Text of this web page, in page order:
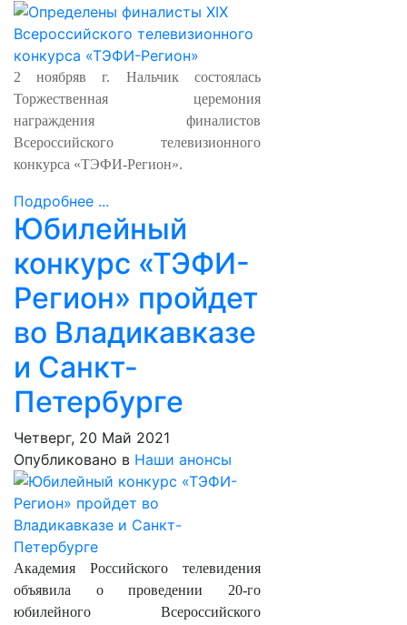
2 ноябряв г. Нальчик состоялась
Торжественная церемония
награждения финалистов
Всероссийского телевизионного
конкурса «ТЭФИ-Регион».
Подробнее ...
Юбилейный
конкурс «ТЭФИ-
Регион» пройдет
во Владикавказе
и Санкт-
Петербурге
Четверг, 20 Май 2021
Опубликовано в Наши анонсы
Академия Российского телевидения
объявила о проведении 20-го
юбилейного Всероссийского